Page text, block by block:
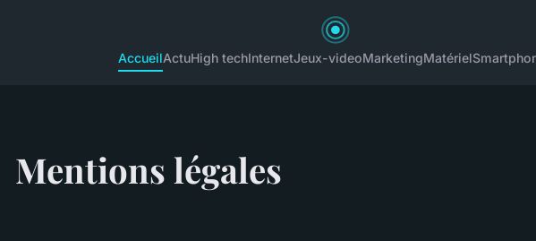
AccueilActuHigh techInternetJeux-videoMarketingMatériel
Mentions légales